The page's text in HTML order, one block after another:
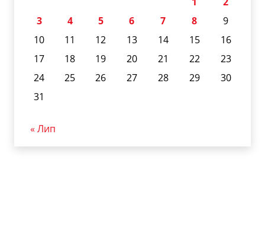
3
4 5 6 7 8
9
10
11 12 13 14 15
16
17
18 19 20 21 22
23
24
25 26 27 28 29
30
31
« Лип